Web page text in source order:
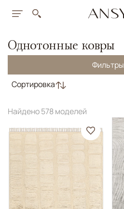
Однотонные ковры
Фильтры
Сортировка
Найдено 578 моделей